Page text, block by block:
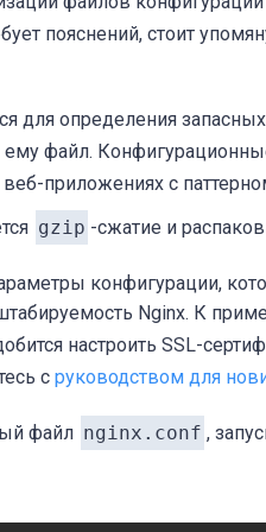
atom+xml
javascript
json
rss+xml
vnd.ms-fontobject
пояснений, стоит
для определения
файл.
приложениях с
gzip -сжатие и
конфигурации,
Nginx. К
настроить SSL-
с руководством для
файл nginx.conf ,